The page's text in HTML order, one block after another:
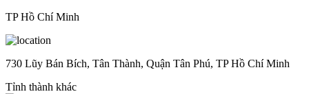
TP Hồ Chí Minh
730 Lũy Bán Bích, Tân Thành, Quận Tân Phú, TP Hồ Chí Minh
Tỉnh thành khác